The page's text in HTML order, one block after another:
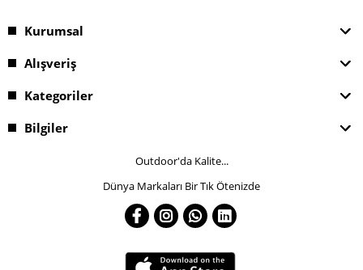
Kurumsal
Alışveriş
Kategoriler
Bilgiler
Outdoor'da Kalite...
Dünya Markaları Bir Tık Ötenizde